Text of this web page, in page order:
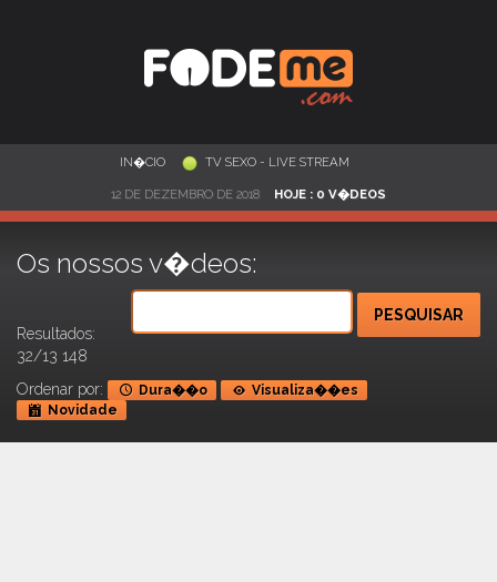
IN�CIO TV SEXO - LIVE STREAM
12 DE DEZEMBRO DE 2018 HOJE : 0 V�DEOS
Os nossos v�deos:
PESQUISAR
Resultados:
32/13 148
Ordenar por:
Dura��o
Visualiza��es
Novidade